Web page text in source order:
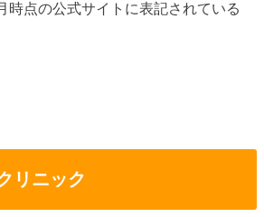
点の公式サイトに表記されている
リニック